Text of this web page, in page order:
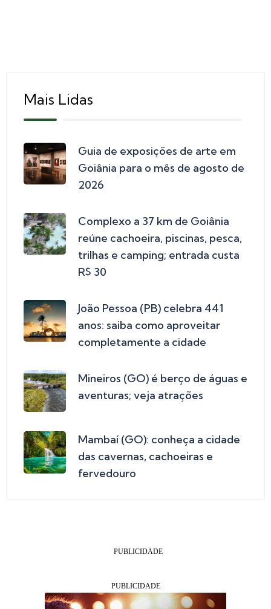
Mais Lidas
Guia de exposições de arte em
Goiânia para o mês de agosto de
2026
Complexo a 37 km de Goiânia
reúne cachoeira, piscinas, pesca,
trilhas e camping; entrada custa
R$ 30
João Pessoa (PB) celebra 441
anos: saiba como aproveitar
completamente a cidade
Mineiros (GO) é berço de águas e
aventuras; veja atrações
Mambaí (GO): conheça a cidade
das cavernas, cachoeiras e
fervedouro